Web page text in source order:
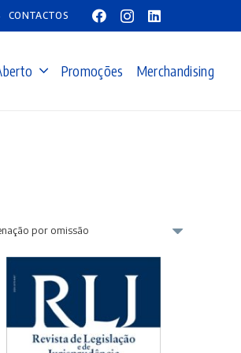
CONTACTOS
Promoções Merchandising